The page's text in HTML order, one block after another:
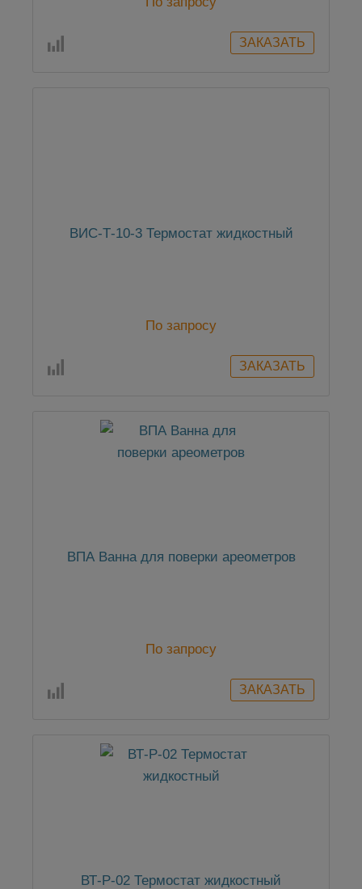
ВИС-Т-10-3 Термостат жидкостный
По запросу
ВПА Ванна для поверки ареометров
По запросу
ВТ-Р-02 Термостат жидкостный